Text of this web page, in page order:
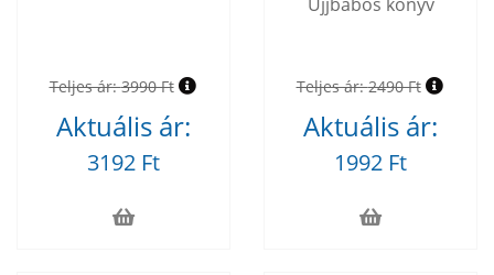
Teljes ár:3990 Ft
Aktuális ár:
3192 Ft
Teljes ár:2490 Ft
Aktuális ár:
1992 Ft